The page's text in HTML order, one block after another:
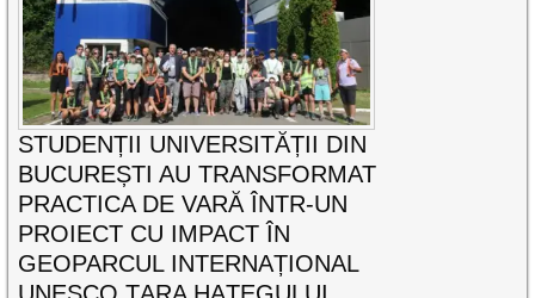
STUDENȚII UNIVERSITĂȚII DIN
BUCUREȘTI AU TRANSFORMAT
PRACTICA DE VARĂ ÎNTR-UN
PROIECT CU IMPACT ÎN
GEOPARCUL INTERNAȚIONAL